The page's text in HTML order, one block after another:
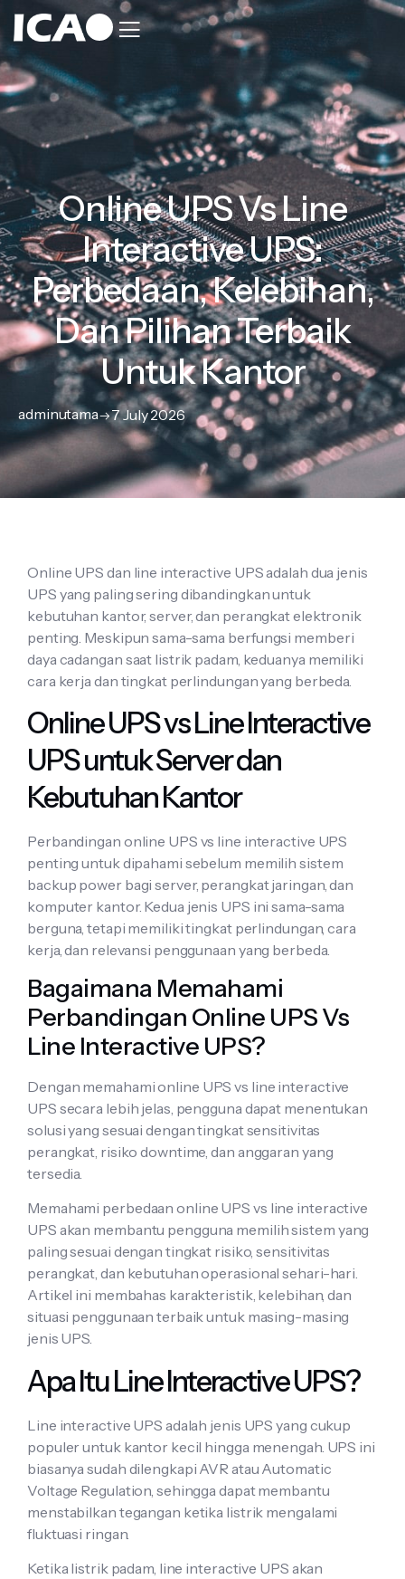
Online UPS Vs Line
Interactive UPS:
Perbedaan, Kelebihan,
Dan Pilihan Terbaik
Untuk Kantor
adminutama 7 July 2026
Online UPS dan line interactive UPS adalah dua jenis
UPS yang paling sering dibandingkan untuk
kebutuhan kantor, server, dan perangkat elektronik
penting. Meskipun sama-sama berfungsi memberi
daya cadangan saat listrik padam, keduanya memiliki
cara kerja dan tingkat perlindungan yang berbeda.
Online UPS vs Line Interactive
UPS untuk Server dan
Kebutuhan Kantor
Perbandingan online UPS vs line interactive UPS
penting untuk dipahami sebelum memilih sistem
backup power bagi server, perangkat jaringan, dan
komputer kantor. Kedua jenis UPS ini sama-sama
berguna, tetapi memiliki tingkat perlindungan, cara
kerja, dan relevansi penggunaan yang berbeda.
Bagaimana Memahami
Perbandingan Online UPS Vs
Line Interactive UPS?
Dengan memahami online UPS vs line interactive
UPS secara lebih jelas, pengguna dapat menentukan
solusi yang sesuai dengan tingkat sensitivitas
perangkat, risiko downtime, dan anggaran yang
tersedia.
Memahami perbedaan online UPS vs line interactive
UPS akan membantu pengguna memilih sistem yang
paling sesuai dengan tingkat risiko, sensitivitas
perangkat, dan kebutuhan operasional sehari-hari.
Artikel ini membahas karakteristik, kelebihan, dan
situasi penggunaan terbaik untuk masing-masing
jenis UPS.
Apa Itu Line Interactive UPS?
Line interactive UPS adalah jenis UPS yang cukup
populer untuk kantor kecil hingga menengah. UPS ini
biasanya sudah dilengkapi AVR atau Automatic
Voltage Regulation, sehingga dapat membantu
menstabilkan tegangan ketika listrik mengalami
fluktuasi ringan.
Ketika listrik padam, line interactive UPS akan